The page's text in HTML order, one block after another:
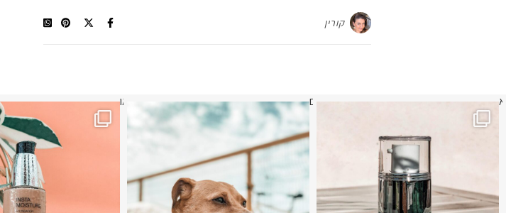
קורין
לא העליתי תמונה כבר חודשיים איזו אהבתם יותר? הראשונה או